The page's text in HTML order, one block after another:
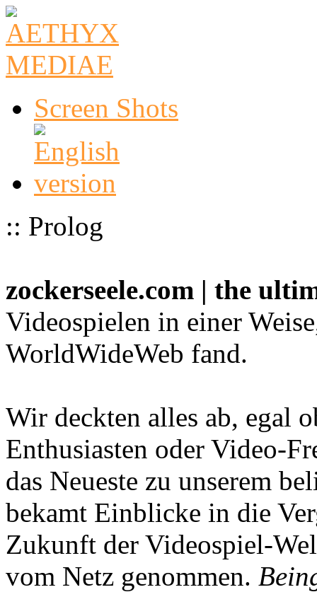
Screen Shots
:: Prolog
zockerseele.com | the
Videospielen in einer
WorldWideWeb fand.
Wir deckten alles ab, egal
Enthusiasten oder Video-
das Neueste zu unserem
bekamt Einblicke in die
Zukunft der Videospiel-
vom Netz genommen.